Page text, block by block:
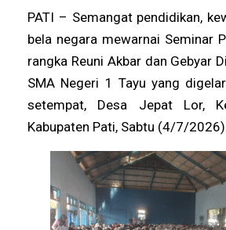
PATI – Semangat pendidikan,
bela negara mewarnai Seminar
rangka Reuni Akbar dan Gebyar
SMA Negeri 1 Tayu yang
setempat, Desa Jepat Lor,
Kabupaten Pati, Sabtu (4/7/2026).